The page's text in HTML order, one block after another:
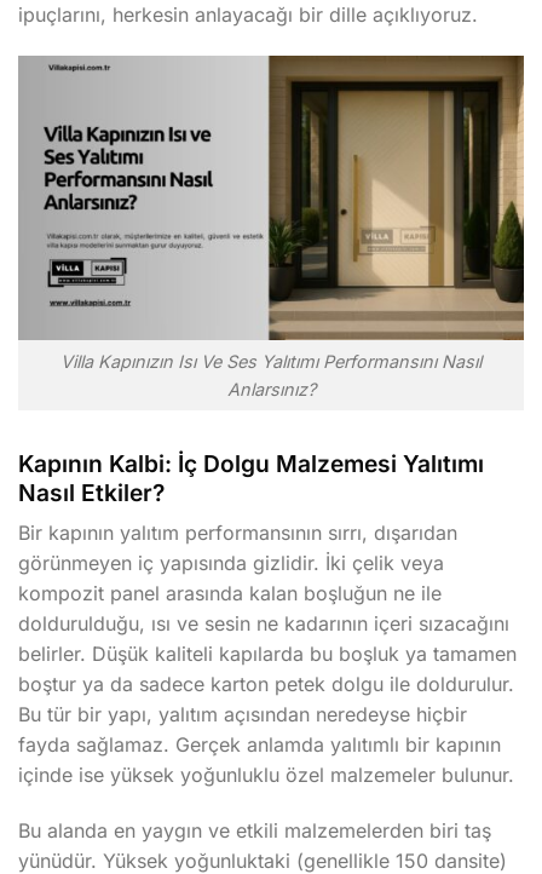
ipuçlarını, herkesin anlayacağı bir dille açıklıyoruz.
Villa Kapınızın Isı Ve Ses Yalıtımı Performansını Nasıl
Anlarsınız?
Kapının Kalbi: İç Dolgu Malzemesi Yalıtımı
Nasıl Etkiler?
Bir kapının yalıtım performansının sırrı, dışarıdan
görünmeyen iç yapısında gizlidir. İki çelik veya
kompozit panel arasında kalan boşluğun ne ile
doldurulduğu, ısı ve sesin ne kadarının içeri sızacağını
belirler. Düşük kaliteli kapılarda bu boşluk ya tamamen
boştur ya da sadece karton petek dolgu ile doldurulur.
Bu tür bir yapı, yalıtım açısından neredeyse hiçbir
fayda sağlamaz. Gerçek anlamda yalıtımlı bir kapının
içinde ise yüksek yoğunluklu özel malzemeler bulunur.
Bu alanda en yaygın ve etkili malzemelerden biri taş
yünüdür. Yüksek yoğunluktaki (genellikle 150 dansite)